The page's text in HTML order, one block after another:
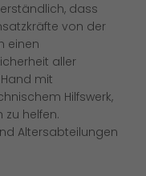
dass
von der
einen
aller
mit
Hilfswerk,
helfen.
Altersabteilungen